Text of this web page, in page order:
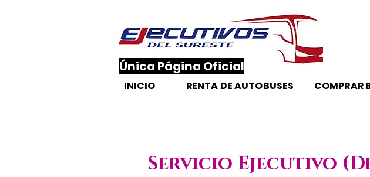
​Única Página Oficial
INICIO RENTA DE AUTOBUSES COMPRAR
Servicio Ejecutivo